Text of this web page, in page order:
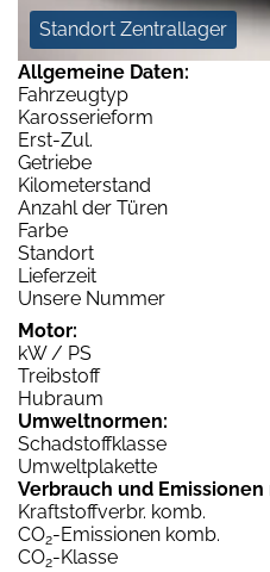
Standort Zentrallager
Allgemeine Daten:
Fahrzeugtyp
Karosserieform
Erst-Zul.
Getriebe
Kilometerstand
Anzahl der Türen
Farbe
Standort
Lieferzeit
Unsere Nummer
Motor:
kW / PS
Treibstoff
Hubraum
Umweltnormen:
Schadstoffklasse
Umweltplakette
Verbrauch und Emissionen
Kraftstoffverbr. komb.
CO2-Emissionen komb.
CO2-Klasse